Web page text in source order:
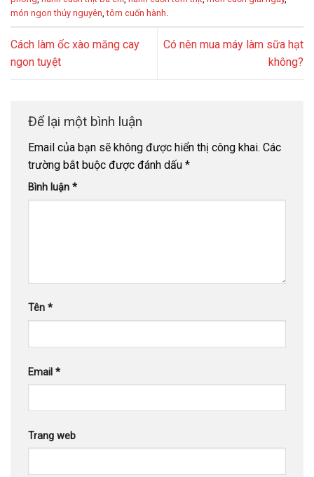
món ngon thủy nguyên,tôm cuốn hành.
Cách làm ốc xào măng cay
ngon tuyệt
Có nên mua máy làm sữa hạt
không?
Để lại một bình luận
Email của bạn sẽ không được hiển thị công khai. Các
trường bắt buộc được đánh dấu *
Bình luận *
Tên *
Email *
Trang web